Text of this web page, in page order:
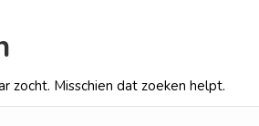
zocht. Misschien dat zoeken helpt.